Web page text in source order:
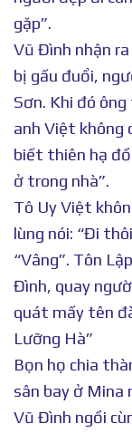
gặp”.
Vũ Đình nhận
bị gấu đuổi,
Sơn. Khi đó
anh Việt không
biết thiên hạ
ở trong nhà”.
Tô Uy Việt
lùng nói: “Đi
“Vâng”. Tôn
Đình, quay
quát mấy tên
Lưỡng Hà”
Bọn họ chia
sân bay ở Mina
Vũ Đình ngồi